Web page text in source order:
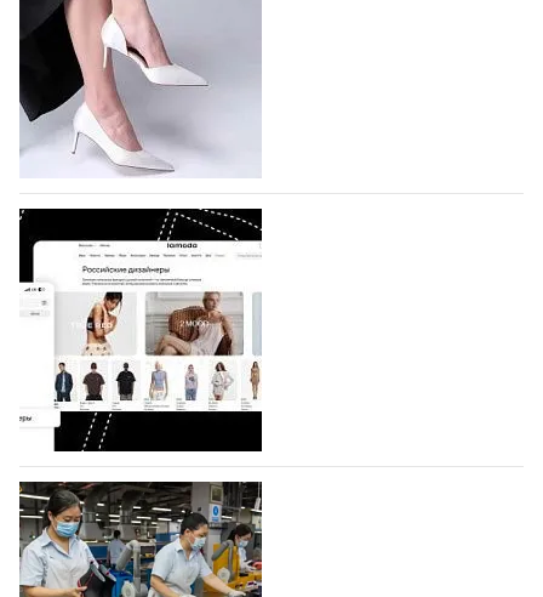
На участие в седьмой Московской неделе моды,
которая пройдет в российской столице с 26 сентября
по 1 октября, уже подано 1047 заявок. Примерно
половину из них (494) прислали дизайнеры,
коллекции которых не были представлены в…
07.08.2026 560
BALLINA представит свои новинки на Euro
Shoes
Компания BALLINA Guangzhou Lihuang Footwear
Co., Ltd., основанная в 2011 году и расположенная в
Гуанчжоу, столице моды Китая, является
профессиональной обувной компанией,
объединяющей разработку, производство и…
07.08.2026 411
На платформе Lamoda - новый раздел и
условия продвижения локальных
дизайнерских марок